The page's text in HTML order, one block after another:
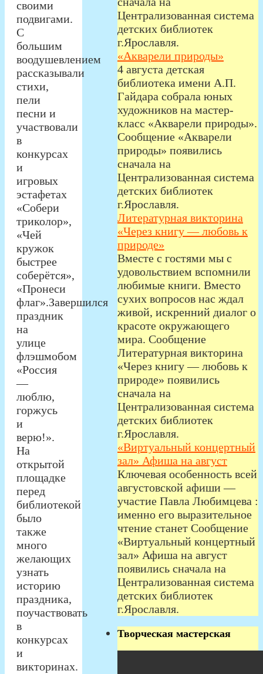
своими
подвигами.
С
большим
воодушевлением
рассказывали
стихи,
пели
песни и
участвовали
в
конкурсах
и
игровых
эстафетах
«Собери
триколор»,
«Чей
кружок
быстрее
соберётся»,
«Пронеси
флаг».Завершился
праздник
на
улице
флэшмобом
«Россия
—
люблю,
горжусь
и
верю!».
На
открытой
площадке
перед
библиотекой
было
также
много
желающих
узнать
историю
праздника,
поучаствовать
в
конкурсах
и
викторинах.
Централизованная система
детских библиотек
г.Ярославля.
«Акварели природы»
4 августа детская
библиотека имени А.П.
Гайдара собрала юных
художников на мастер-
класс «Акварели природы».
Сообщение «Акварели
природы» появились
сначала на
Централизованная система
детских библиотек
г.Ярославля.
Литературная викторина
«Через книгу — любовь к
природе»
Вместе с гостями мы с
удовольствием вспомнили
любимые книги. Вместо
сухих вопросов нас ждал
живой, искренний диалог о
красоте окружающего
мира. Сообщение
Литературная викторина
«Через книгу — любовь к
природе» появились
сначала на
Централизованная система
детских библиотек
г.Ярославля.
«Виртуальный концертный
зал» Афиша на август
Ключевая особенность всей
августовской афиши —
участие Павла Любимцева :
именно его выразительное
чтение станет Сообщение
«Виртуальный концертный
зал» Афиша на август
появились сначала на
Централизованная система
детских библиотек
г.Ярославля.
Творческая мастерская